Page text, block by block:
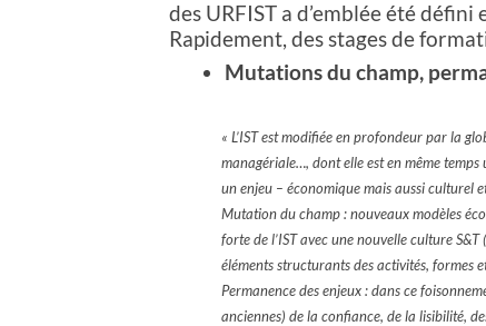
des URFIST a d’emblée été
Rapidement, des stages de
Mutations du champ,
« L’IST est modifiée en profondeur par la
managériale…, dont elle est en même
un enjeu – économique mais aussi culturel
Mutation du champ : nouveaux modèles
forte de l’IST avec une nouvelle culture
éléments structurants des activités, formes
Permanence des enjeux : dans ce
anciennes) de la confiance, de la lisibilité,